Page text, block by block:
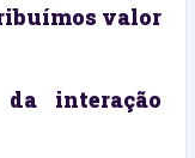
valor
interação